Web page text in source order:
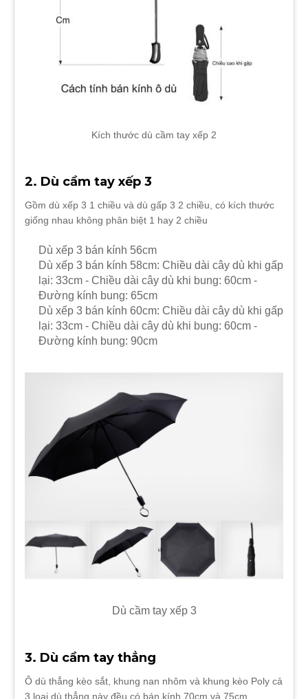
Kích thước dù cầm tay xếp 2
2. Dù cầm tay xếp 3
Gồm dù xếp 3 1 chiều và dù gấp 3 2 chiều, có kích thước
giống nhau không phân biệt 1 hay 2 chiều
Dù xếp 3 bán kính 56cm
Dù xếp 3 bán kính 58cm: Chiều dài cây dù khi gấp
lại: 33cm - Chiều dài cây dù khi bung: 60cm -
Đường kính bung: 65cm
Dù xếp 3 bán kính 60cm: Chiều dài cây dù khi gấp
lại: 33cm - Chiều dài cây dù khi bung: 60cm -
Đường kính bung: 90cm
Dù cầm tay xếp 3
3. Dù cầm tay thẳng
Ô dù thẳng kèo sắt, khung nan nhôm và khung kèo Poly cả
3 loại dù thẳng này đều có bán kính 70cm và 75cm